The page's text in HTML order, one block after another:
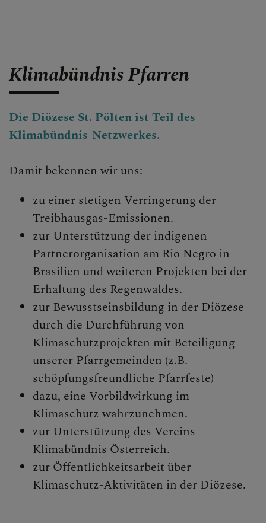
Klimabündnis Pfarren
Die Diözese St. Pölten ist Teil des
Klimabündnis-Netzwerkes.
Damit bekennen wir uns:
zu einer stetigen Verringerung der
Treibhausgas-Emissionen.
zur Unterstützung der indigenen
Partnerorganisation am Rio Negro in
Brasilien und weiteren Projekten bei der
Erhaltung des Regenwaldes.
zur Bewusstseinsbildung in der Diözese
durch die Durchführung von
Klimaschutzprojekten mit Beteiligung
unserer Pfarrgemeinden (z.B.
schöpfungsfreundliche Pfarrfeste)
dazu, eine Vorbildwirkung im
Klimaschutz wahrzunehmen.
zur Unterstützung des Vereins
Klimabündnis Österreich.
zur Öffentlichkeitsarbeit über
Klimaschutz-Aktivitäten in der Diözese.